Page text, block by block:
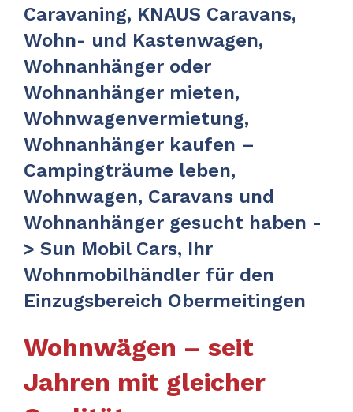
Caravaning, KNAUS Caravans,
Wohn- und Kastenwagen,
Wohnanhänger oder
Wohnanhänger mieten,
Wohnwagenvermietung,
Wohnanhänger kaufen –
Campingträume leben,
Wohnwagen, Caravans und
Wohnanhänger gesucht haben -
> Sun Mobil Cars, Ihr
Wohnmobilhändler für den
Einzugsbereich Obermeitingen
Wohnwägen – seit
Jahren mit gleicher